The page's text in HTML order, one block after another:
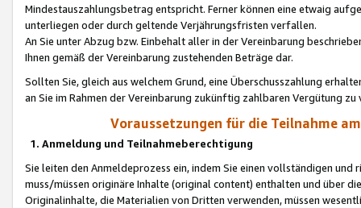
Mindestauszahlungsbetrag entspricht. Ferner können eine etwaig
unterliegen oder durch geltende Verjährungsfristen verfallen.
An Sie unter Abzug bzw. Einbehalt aller in der Vereinbarung
Ihnen gemäß der Vereinbarung zustehenden Beträge dar.
Sollten Sie, gleich aus welchem Grund, eine Überschusszahlung
an Sie im Rahmen der Vereinbarung zukünftig zahlbaren Vergütung zu
Voraussetzungen für die Teilnahme
1. Anmeldung und Teilnahmeberechtigung
Sie leiten den Anmeldeprozess ein, indem Sie einen vollständigen
muss/müssen originäre Inhalte (original content) enthalten und über
Originalinhalte, die Materialien von Dritten verwenden, müssen